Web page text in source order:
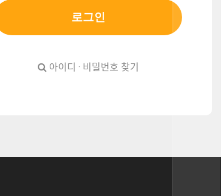
로그인
아이디 · 비밀번호 찾기